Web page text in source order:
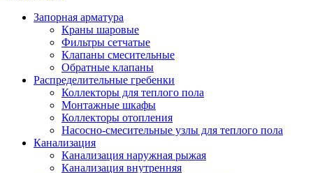
Запорная арматура
Краны шаровые
Фильтры сетчатые
Клапаны смесительные
Обратные клапаны
Распределительные гребенки
Коллекторы для теплого пола
Монтажные шкафы
Коллекторы отопления
Насосно-смесительные узлы для теплого пола
Канализация
Канализация наружная рыжая
Канализация внутренняя